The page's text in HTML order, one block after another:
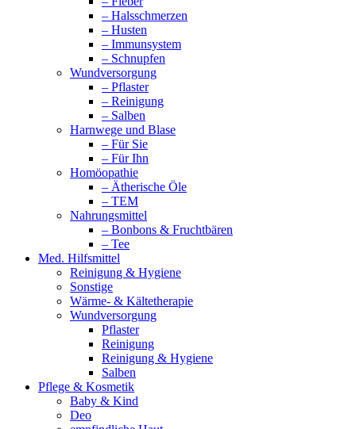
– Halsschmerzen
– Husten
– Immunsystem
– Schnupfen
Wundversorgung
– Pflaster
– Reinigung
– Salben
Harnwege und Blase
– Für Sie
– Für Ihn
Homöopathie
– Ätherische Öle
– TEM
Nahrungsmittel
– Bonbons & Fruchtbären
– Tee
Med. Hilfsmittel
Reinigung & Hygiene
Sonstige
Wärme- & Kältetherapie
Wundversorgung
Pflaster
Reinigung
Reinigung & Hygiene
Salben
Pflege & Kosmetik
Baby & Kind
Deo